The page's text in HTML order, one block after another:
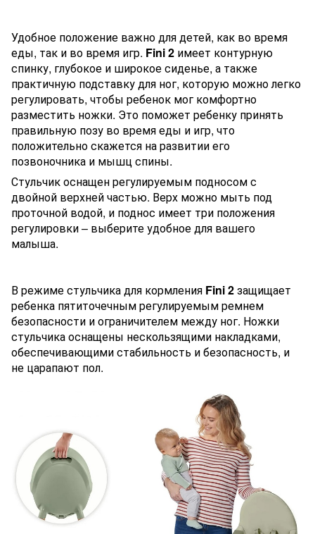
Удобное положение важно для детей, как во время
еды, так и во время игр. Fini 2 имеет контурную
спинку, глубокое и широкое сиденье, а также
практичную подставку для ног, которую можно легко
регулировать, чтобы ребенок мог комфортно
разместить ножки. Это поможет ребенку принять
правильную позу во время еды и игр, что
положительно скажется на развитии его
позвоночника и мышц спины.
Стульчик оснащен регулируемым подносом с
двойной верхней частью. Верх можно мыть под
проточной водой, и поднос имеет три положения
регулировки – выберите удобное для вашего
малыша.
В режиме стульчика для кормления Fini 2защищает
ребенка пятиточечным регулируемым ремнем
безопасности и ограничителем между ног. Ножки
стульчика оснащены нескользящими накладками,
обеспечивающими стабильность и безопасность, и
не царапают пол.